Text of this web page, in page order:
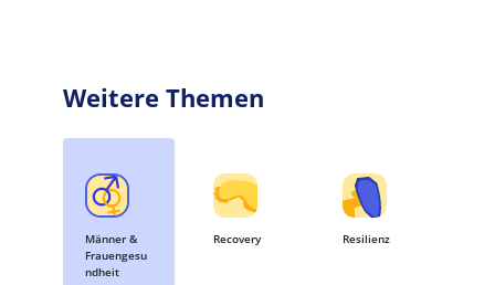
Weitere Themen
Männer &
Frauengesu
ndheit
Recovery Resilienz